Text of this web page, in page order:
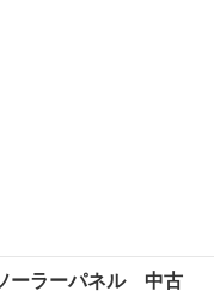
ラーパネル 中古